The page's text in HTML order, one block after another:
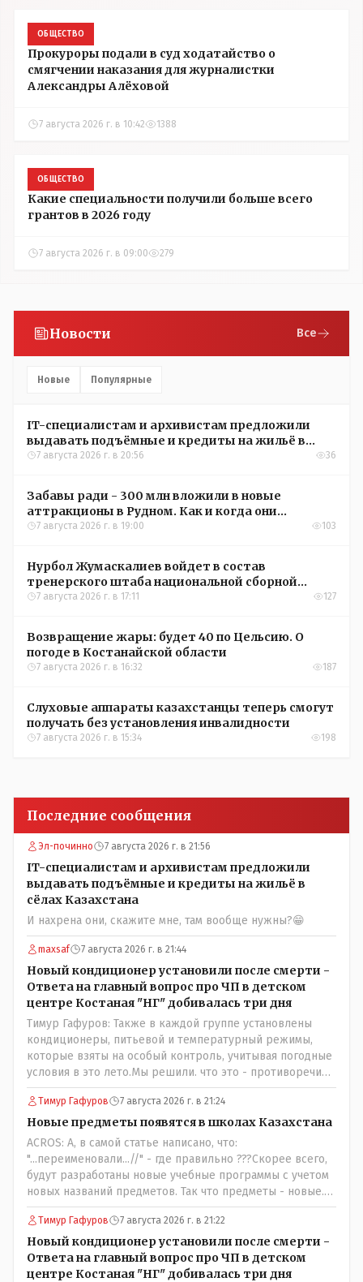
ОБЩЕСТВО
Прокуроры подали в суд ходатайство о
смягчении наказания для журналистки
Александры Алёховой
7 августа 2026 г. в 10:42 1388
ОБЩЕСТВО
Какие специальности получили больше всего
грантов в 2026 году
7 августа 2026 г. в 09:00 279
Новости Все
Новые Популярные
IT-специалистам и архивистам предложили
выдавать подъёмные и кредиты на жильё в
сёлах Казахстана
7 августа 2026 г. в 20:56 36
Забавы ради - 300 млн вложили в новые
аттракционы в Рудном. Как и когда они
окупятся?
7 августа 2026 г. в 19:00 103
Нурбол Жумаскалиев войдет в состав
тренерского штаба национальной сборной
Казахстана по футболу
7 августа 2026 г. в 17:11 127
Возвращение жары: будет 40 по Цельсию. О
погоде в Костанайской области
7 августа 2026 г. в 16:32 187
Слуховые аппараты казахстанцы теперь смогут
получать без установления инвалидности
7 августа 2026 г. в 15:34 198
Последние сообщения
Эл-починно 7 августа 2026 г. в 21:56
IT-специалистам и архивистам предложили
выдавать подъёмные и кредиты на жильё в
сёлах Казахстана
И нахрена они, скажите мне, там вообще нужны?😁
maxsaf 7 августа 2026 г. в 21:44
Новый кондиционер установили после смерти -
Ответа на главный вопрос про ЧП в детском
центре Костаная "НГ" добивалась три дня
Тимур Гафуров: Также в каждой группе установлены
кондиционеры, питьевой и температурный режимы,
которые взяты на особый контроль, учитывая погодные
условия в это лето.Мы решили. что это - противоречие.
Вы считаете иначе?Ну тут противоречия нет. Этот
комментарий прозвучал на следующий день после
трагедии, то есть 29 июля, когда спешно установили и
воду, и новые кондиционеры, и впервые поставили
температурный режим на контроль. То есть первая
часть - информация до трагедии, вторая часть -
информация после трагедии, когда все уже было
Тимур Гафуров 7 августа 2026 г. в 21:24
Новые предметы появятся в школах Казахстана
ACROS: А, в самой статье написано, что:
"...переименовали...//" - где правильно ???Скорее всего,
будут разработаны новые учебные программы с учетом
новых названий предметов. Так что предметы - новые.
Хоть и переименованные)
Тимур Гафуров 7 августа 2026 г. в 21:22
Новый кондиционер установили после смерти -
Ответа на главный вопрос про ЧП в детском
центре Костаная "НГ" добивалась три дня